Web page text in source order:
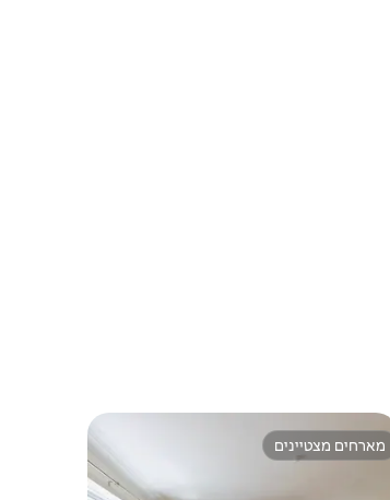
מארחים מצטיינים
מארחים מצטיינים